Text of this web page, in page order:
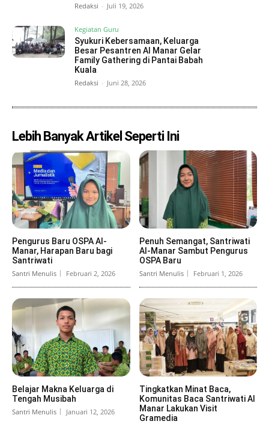
Redaksi - Juli 19, 2026
Kegiatan Guru
Syukuri Kebersamaan, Keluarga
Besar Pesantren Al Manar Gelar
Family Gathering di Pantai Babah
Kuala
Redaksi - Juni 28, 2026
Lebih Banyak Artikel Seperti Ini
Pengurus Baru OSPA Al-
Manar, Harapan Baru bagi
Santriwati
Santri Menulis Februari 2, 2026
Penuh Semangat, Santriwati
Al-Manar Sambut Pengurus
OSPA Baru
Santri Menulis Februari 1, 2026
Belajar Makna Keluarga di
Tengah Musibah
Santri Menulis Januari 12, 2026
Tingkatkan Minat Baca,
Komunitas Baca Santriwati Al
Manar Lakukan Visit
Gramedia